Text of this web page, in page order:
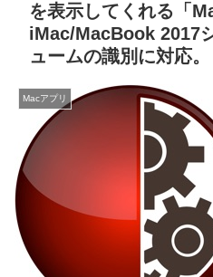
を表示してくれる「
iMac/MacBook 2017
ュームの識別に対応。
Macアプリ